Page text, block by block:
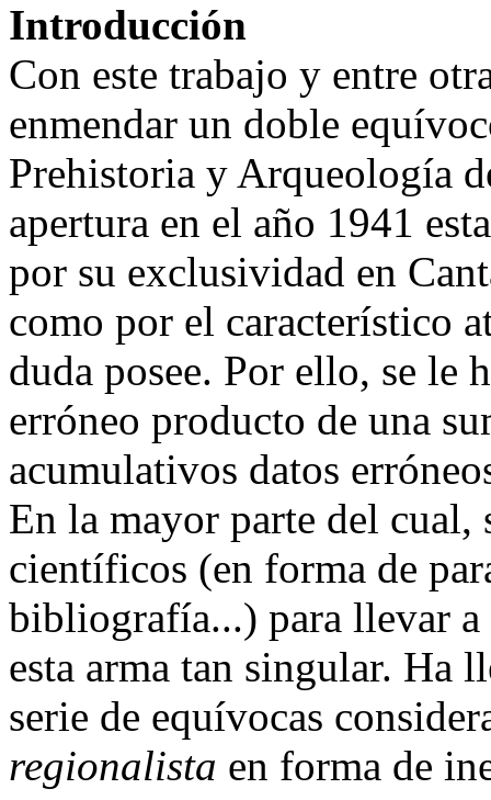
Introducción
Con este trabajo y entre
enmendar un doble
Prehistoria y Arqueología
apertura en el año 1941
por su exclusividad en
como por el característico
duda posee. Por ello, se le
erróneo producto de una
acumulativos datos
En la mayor parte del cual,
científicos (en forma de
bibliografía...) para llevar a
esta arma tan singular. Ha
serie de equívocas
regionalista en forma de